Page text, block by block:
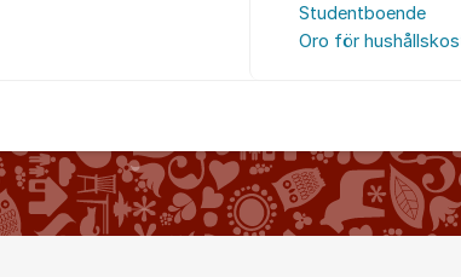
Studentboende
Oro för